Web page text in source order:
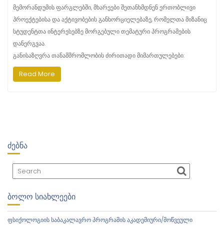
მემორანდუმის ფარგლებში, მხარეები შეთანხმდნენ ერთობლივი
პროექტებისა და აქტივობების განხორციელებაზე, რომელთა მიზანიც
სტუდენტთა ინტერესებზე მორგებული თემატური პროგრამების
დანერგვაა.
განისაზღვრა თანამშრომლობის ძირითადი მიმართულებები:
Read More
ᲫᲔᲑᲜᲐ
ᲑᲝᲚᲝ ᲡᲘᲐᲮᲚᲔᲔᲑᲘ
ფსიქოლოგიის საბაკალავრო პროგრამის აკადემიური/მოწვეული